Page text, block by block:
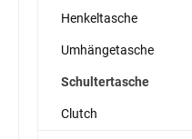
Henkeltasche
Umhängetasche
Schultertasche
Clutch